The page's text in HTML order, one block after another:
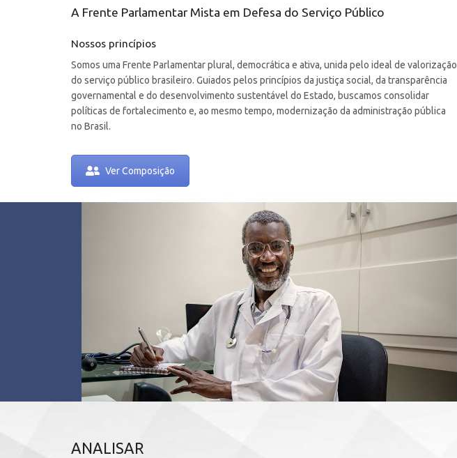
A Frente Parlamentar Mista em Defesa do Serviço Público
Nossos princípios
Somos uma Frente Parlamentar plural, democrática e ativa, unida pelo ideal de valorização
do serviço público brasileiro. Guiados pelos princípios da justiça social, da transparência
governamental e do desenvolvimento sustentável do Estado, buscamos consolidar
políticas de fortalecimento e, ao mesmo tempo, modernização da administração pública
no Brasil.
Ver Composição
ANALISAR